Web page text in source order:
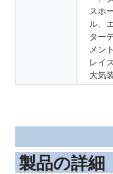
スホ
ル、
ター
メン
レイス
大気
製